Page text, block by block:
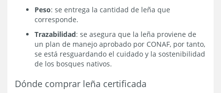
Peso: se entrega la cantidad de leña que
corresponde.
Trazabilidad: se asegura que la leña proviene de
un plan de manejo aprobado por CONAF, por tanto,
se está resguardando el cuidado y la sostenibilidad
de los bosques nativos.
Dónde comprar leña certificada